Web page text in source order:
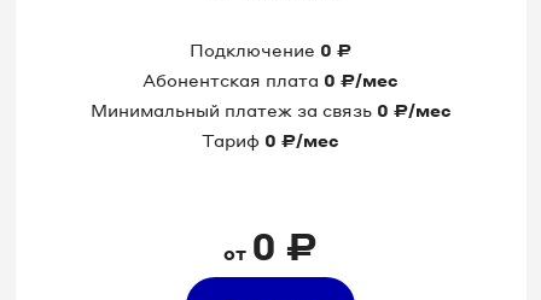
8 863 303-36-34
8 863 308-17-90
8 863 308-24-57
Подключение 0 ₽
Абонентская плата 0 ₽/мес
Минимальный платеж за связь 0 ₽/мес
Тариф 0 ₽/мес
от 0 ₽